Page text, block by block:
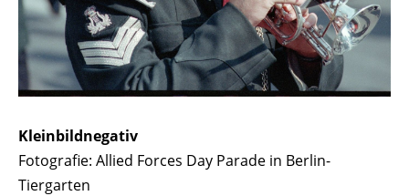
Kleinbildnegativ
Fotografie: Allied Forces Day Parade in Berlin-
Tiergarten